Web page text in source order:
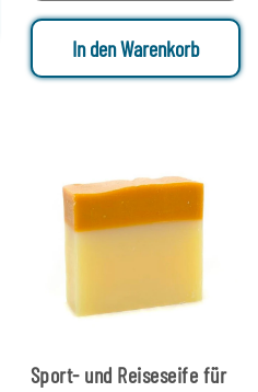
In den Warenkorb
Sport- und Reiseseife für